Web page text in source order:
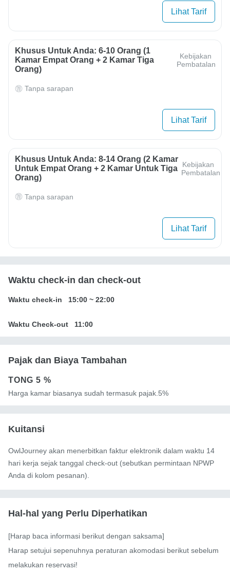
Lihat Tarif
Khusus Untuk Anda: 6-10 Orang (1
Kamar Empat Orang + 2 Kamar Tiga
Orang)
Kebijakan
Pembatalan
Tanpa sarapan
Lihat Tarif
Khusus Untuk Anda: 8-14 Orang (2 Kamar
Untuk Empat Orang + 2 Kamar Untuk Tiga
Orang)
Kebijakan
Pembatalan
Tanpa sarapan
Lihat Tarif
Waktu check-in dan check-out
Waktu check-in 15:00 ~ 22:00
Waktu Check-out 11:00
Pajak dan Biaya Tambahan
TONG 5 %
Harga kamar biasanya sudah termasuk pajak.5%
Kuitansi
OwlJourney akan menerbitkan faktur elektronik dalam waktu 14
hari kerja sejak tanggal check-out (sebutkan permintaan NPWP
Anda di kolom pesanan).
Hal-hal yang Perlu Diperhatikan
[Harap baca informasi berikut dengan saksama]
Harap setujui sepenuhnya peraturan akomodasi berikut sebelum
melakukan reservasi!